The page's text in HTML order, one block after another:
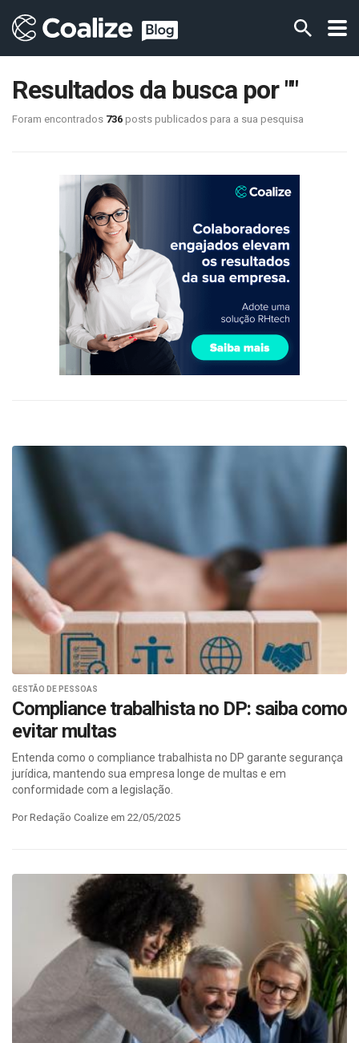
Resultados da busca por ""
Foram encontrados 736 posts publicados para a sua pesquisa
GESTÃO DE PESSOAS
Compliance trabalhista no DP: saiba como
evitar multas
Entenda como o compliance trabalhista no DP garante segurança
jurídica, mantendo sua empresa longe de multas e em
conformidade com a legislação.
Por Redação Coalize em 22/05/2025